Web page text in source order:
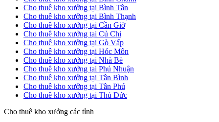
Cho thuê kho xưởng tại Bình Tân
Cho thuê kho xưởng tại Bình Thạnh
Cho thuê kho xưởng tại Cần Giờ
Cho thuê kho xưởng tại Củ Chi
Cho thuê kho xưởng tại Gò Vấp
Cho thuê kho xưởng tại Hóc Môn
Cho thuê kho xưởng tại Nhà Bè
Cho thuê kho xưởng tại Phú Nhuận
Cho thuê kho xưởng tại Tân Bình
Cho thuê kho xưởng tại Tân Phú
Cho thuê kho xưởng tại Thủ Đức
Cho thuê kho xưởng các tỉnh